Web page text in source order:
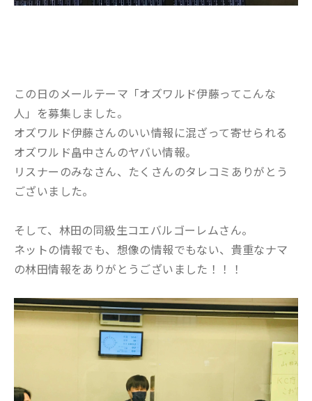
この日のメールテーマ「オズワルド伊藤ってこんな
人」を募集しました。
オズワルド伊藤さんのいい情報に混ざって寄せられる
オズワルド畠中さんのヤバい情報。
リスナーのみなさん、たくさんのタレコミありがとう
ございました。
そして、林田の同級生コエバルゴーレムさん。
ネットの情報でも、想像の情報でもない、貴重なナマ
の林田情報をありがとうございました！！！